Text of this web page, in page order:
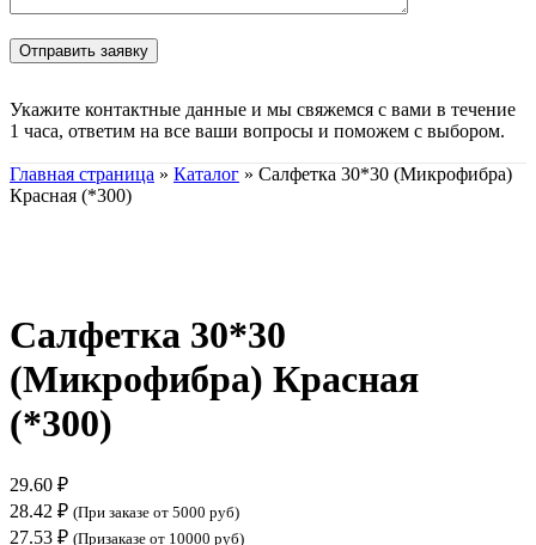
Укажите контактные данные и мы свяжемся с вами в течение
1 часа, ответим на все ваши вопросы и поможем с выбором.
Главная страница » Каталог » Салфетка 30*30 (Микрофибра)
Красная (*300)
Салфетка 30*30
(Микрофибра) Красная
(*300)
29.60 ₽
28.42 ₽ (При заказе от 5000 руб)
27.53 ₽ (Призаказе от 10000 руб)